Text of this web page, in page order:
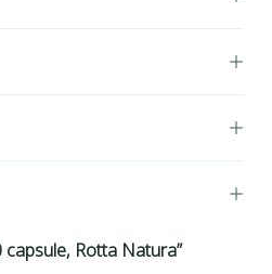
capsule, Rotta Natura”